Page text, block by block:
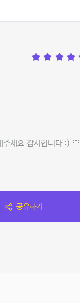
주세요 감사합니다 :) 💙
공유하기